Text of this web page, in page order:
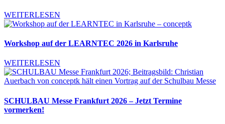
WEITERLESEN
Workshop auf der LEARNTEC 2026 in Karlsruhe
WEITERLESEN
SCHULBAU Messe Frankfurt 2026 – Jetzt Termine
vormerken!